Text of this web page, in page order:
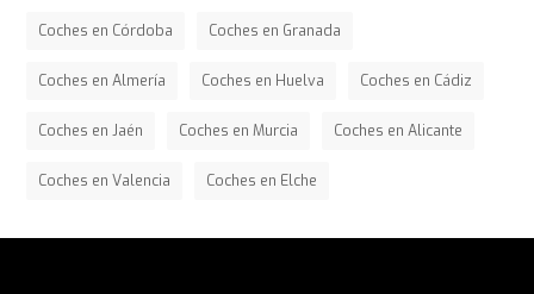
Coches en Córdoba Coches en Granada
Coches en Almería Coches en Huelva Coches en Cádiz
Coches en Jaén Coches en Murcia Coches en Alicante
Coches en Valencia Coches en Elche